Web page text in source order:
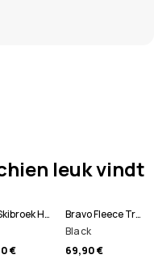
leuk vindt
Kirin Skibroek Heren
€
Bravo Fleece Trui Heren
Black
69,90 €